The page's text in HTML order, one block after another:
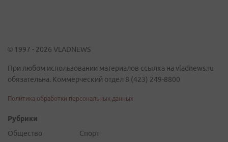
© 1997 - 2026 VLADNEWS
При любом использовании материалов ссылка на vladnews.ru
обязательна. Коммерческий отдел 8 (423) 249-8800
Политика обработки персональных данных
Рубрики
Общество
Спорт